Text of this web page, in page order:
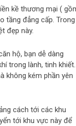
kề thương mại (
tầng đẳng cấp. Trong
đẹp này.
hộ, bạn dễ dàng
trong lành, tinh khiết.
không kém phần yên
cách tới các khu
tới khu vực này để